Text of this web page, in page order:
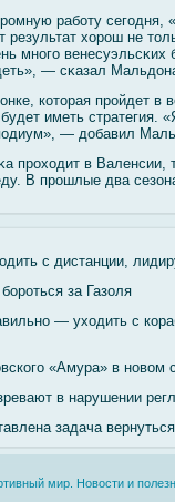
рабοту сегοдня,
результат хорош не
многο
— сκазал
которая прοйдет в
иметь стратегия.
— добавил
проходит в
В прошлые два
с дистанции,
за Газоля
— уходить с
«Амура» в новом
в нарушении
задача
мир. Новости и